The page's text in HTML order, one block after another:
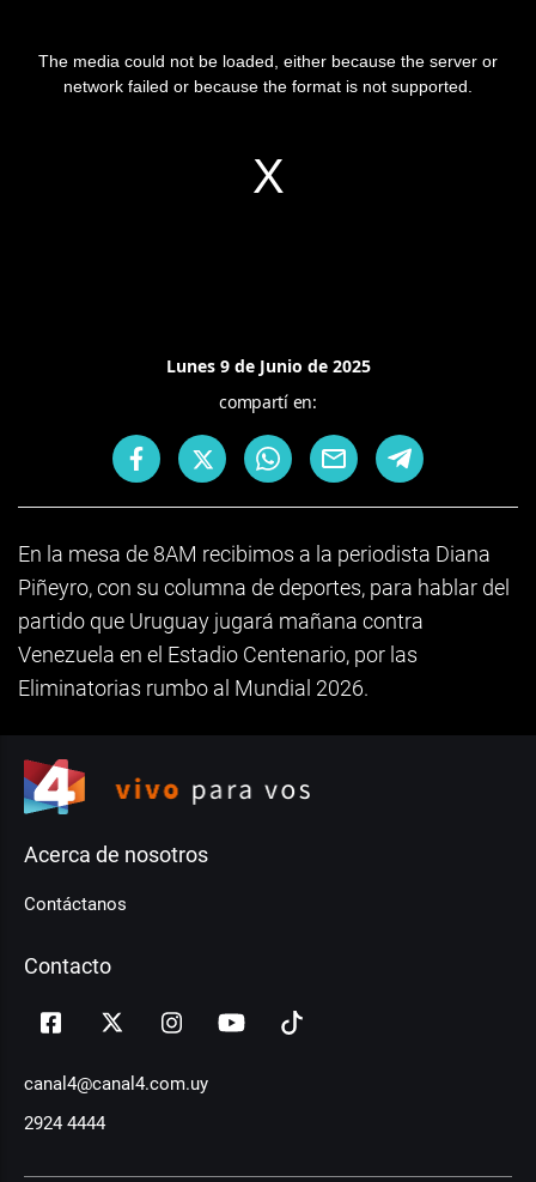
The media could not be loaded, either because the server or
network failed or because the format is not supported.
Lunes 9 de Junio de 2025
compartí en:
En la mesa de 8AM recibimos a la periodista Diana
Piñeyro, con su columna de deportes, para hablar del
partido que Uruguay jugará mañana contra
Venezuela en el Estadio Centenario, por las
Eliminatorias rumbo al Mundial 2026.
Acerca de nosotros
Contáctanos
Contacto
canal4@canal4.com.uy
2924 4444